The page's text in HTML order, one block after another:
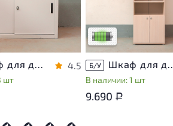
Шкаф для документов Металл
шт
4.5
использования
Низкая степень
Б/У Шкаф для
В наличии: 1 шт
9.690 Р